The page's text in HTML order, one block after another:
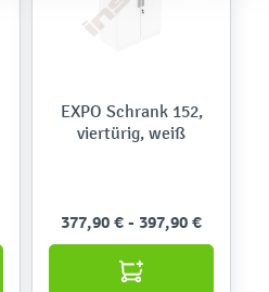
EXPO Schrank 152,
viertürig, weiß
377,90 € - 397,90 €